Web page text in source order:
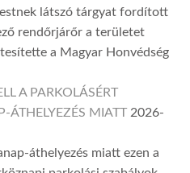
látszó tárgyat fordított
rendőrjárőr a területet
a Magyar Honvédség
A PARKOLÁSÉRT
ÁTHELYEZÉS MIATT 2026-
áthelyezés miatt ezen a